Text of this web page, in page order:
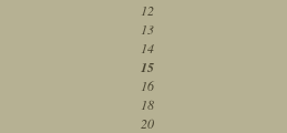
12
13
14
15
16
18
20